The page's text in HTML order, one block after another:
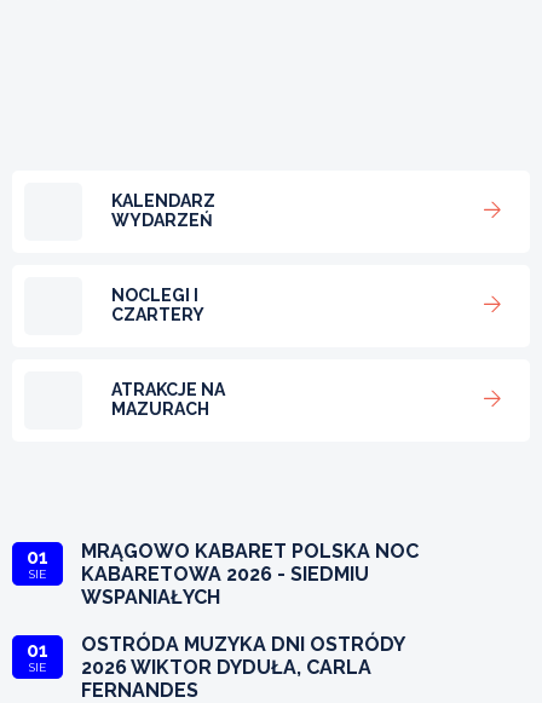
KALENDARZ
WYDARZEŃ
NOCLEGI I
CZARTERY
ATRAKCJE NA
MAZURACH
01
SIE
MRĄGOWO KABARET POLSKA NOC
KABARETOWA 2026 - SIEDMIU
WSPANIAŁYCH
01
SIE
OSTRÓDA MUZYKA DNI OSTRÓDY
2026 WIKTOR DYDUŁA, CARLA
FERNANDES